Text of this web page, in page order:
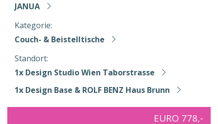
JANUA
Kategorie:
Couch- & Beistelltische
Standort:
1x Design Studio Wien Taborstrasse
1x Design Base & ROLF BENZ Haus Brunn
EURO 778,-